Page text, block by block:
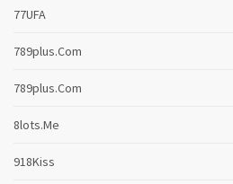
77UFA
789plus.com
789plus.com
8lots.me
918Kiss